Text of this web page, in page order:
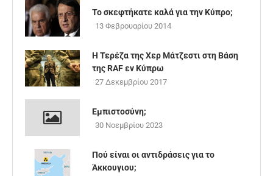
Το σκεφτήκατε καλά για την Κύπρο;
13 Φεβρουαρίου 2014
Η Τερέζα της Χερ Μάτζεστι στη Βάση
της RAF εν Κύπρω
27 Δεκεμβρίου 2017
Εμπιστοσύνη;
30 Νοεμβρίου 2023
Πού είναι οι αντιδράσεις για το
Άκκουγιου;